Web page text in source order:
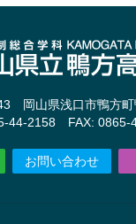
岡山県浅口市鴨方町
44-2158 FAX: 0865-
お問い合わせ